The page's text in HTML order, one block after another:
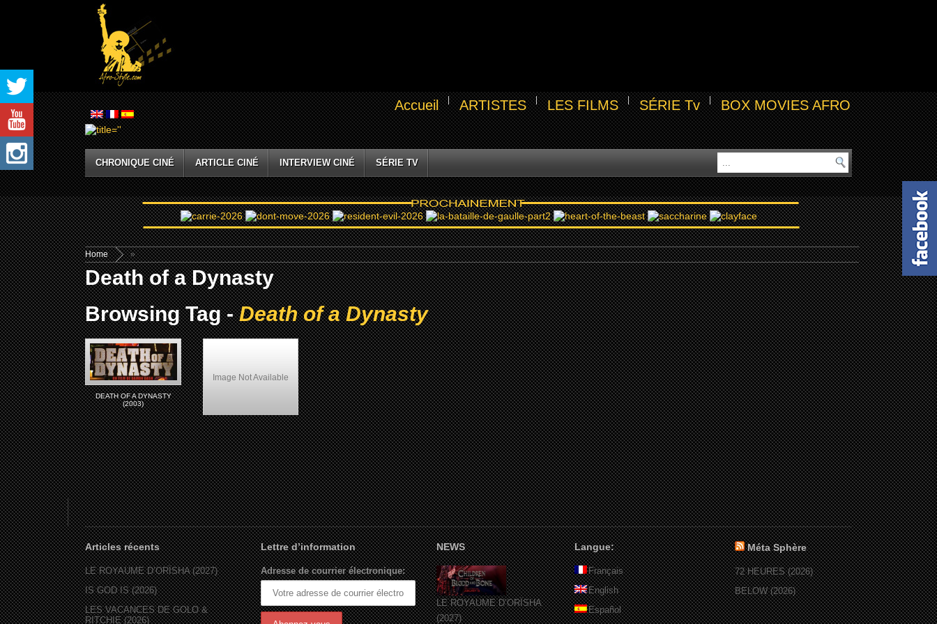
Accueil ARTISTES LES FILMS SÉRIE Tv BOX MOVIES AFRO
CHRONIQUE CINÉ ARTICLE CINÉ INTERVIEW CINÉ SÉRIE TV
Home »
Death of a Dynasty
Browsing Tag -Death of a Dynasty
DEATH OF A DYNASTY
(2003)
Image Not Available
LES FILMS
BIOGRAPHIQUES AFRO-
AMÉRICAIN
Articles récents
LE ROYAUME D’ORÏSHA (2027)
IS GOD IS (2026)
LES VACANCES DE GOLO &
RITCHIE (2026)
Lettre d’information
Adresse de courrier électronique:
NEWS
LE ROYAUME D’ORÏSHA
(2027)
Langue:
Français
English
Español
Méta Sphère
72 HEURES (2026)
BELOW (2026)